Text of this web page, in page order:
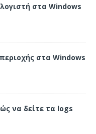
στα Windows
στα Windows
να δείτε τα logs